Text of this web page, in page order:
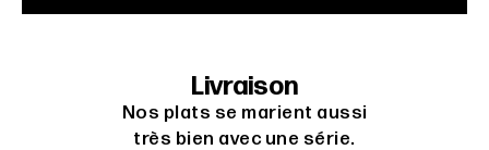
Livraison
Nos plats se marient aussi
très bien avec une série.